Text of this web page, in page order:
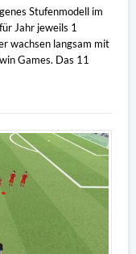
Stufenmodell im
Jahr jeweils 1
wachsen langsam mit
Games. Das 11